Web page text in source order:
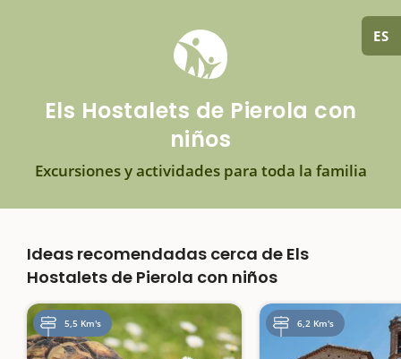
ES
Els Hostalets de Pierola con
niños
Excursiones y actividades para toda la familia
Ideas recomendadas cerca de Els
Hostalets de Pierola con niños
5,5 Km's 6,2 Km's